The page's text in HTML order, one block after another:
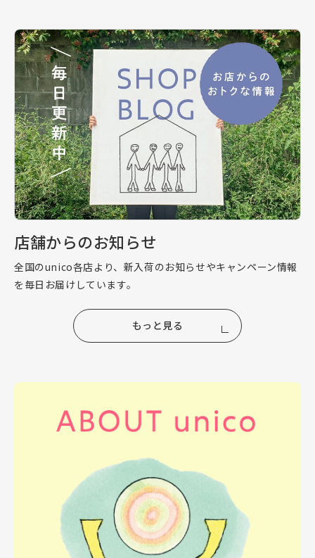
店舗からのお知らせ
全国のunico各店より、新入荷のお知らせやキャンペーン情報
を毎日お届けしています。
もっと見る